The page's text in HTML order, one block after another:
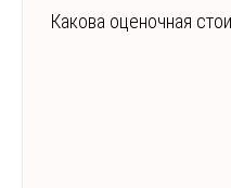
Какова оценочная